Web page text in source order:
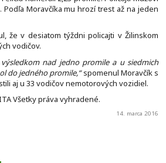
Moravčíka mu hrozí trest až na jeden
že v desiatom týždni policajti v Žilinskom
vodičov.
nad jedno promile a u siedmich
do jedného promile,“spomenul Moravčík s
aj u 33 vodičov nemotorových vozidiel.
Všetky práva vyhradené.
14. marca 2016